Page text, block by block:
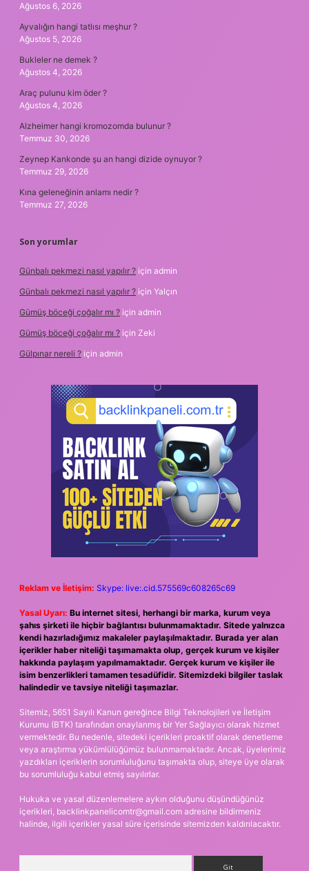
Ağustos 6, 2026
Ayvalığın hangi tatlısı meşhur ?
Ağustos 5, 2026
Bukleler ne demek ?
Ağustos 4, 2026
Araç pulunu kim öder ?
Ağustos 4, 2026
Alzheimer hangi kromozomda bulunur ?
Temmuz 30, 2026
Zeynep Kankonde şu an hangi dizide oynuyor ?
Temmuz 29, 2026
Kına geleneğinin anlamı nedir ?
Temmuz 27, 2026
Son yorumlar
Günbalı pekmezi nasıl yapılır ? için admin
Günbalı pekmezi nasıl yapılır ? için Yalçın
Gümüş böceği çoğalır mı ? için admin
Gümüş böceği çoğalır mı ? için Zeki
Gülpınar nereli ? için admin
Reklam ve İletişim: Skype: live:.cid.575569c608265c69
Yasal Uyarı: Bu internet sitesi, herhangi bir marka, kurum veya
şahıs şirketi ile hiçbir bağlantısı bulunmamaktadır. Sitede yalnızca
kendi hazırladığımız makaleler paylaşılmaktadır. Burada yer alan
içerikler haber niteliği taşımamakta olup, gerçek kurum ve kişiler
hakkında paylaşım yapılmamaktadır. Gerçek kurum ve kişiler ile
isim benzerlikleri tamamen tesadüfidir. Sitemizdeki bilgiler taslak
halindedir ve tavsiye niteliği taşımazlar.
Sitemiz, 5651 Sayılı Kanun gereğince Bilgi Teknolojileri ve İletişim
Kurumu (BTK) tarafından onaylanmış bir Yer Sağlayıcı olarak hizmet
vermektedir. Bu nedenle, sitedeki içerikleri proaktif olarak denetleme
veya araştırma yükümlülüğümüz bulunmamaktadır. Ancak, üyelerimiz
yazdıkları içeriklerin sorumluluğunu taşımakta olup, siteye üye olarak
bu sorumluluğu kabul etmiş sayılırlar.
Hukuka ve yasal düzenlemelere aykırı olduğunu düşündüğünüz
içerikleri, backlinkpanelicomtr@gmail.com adresine bildirmeniz
halinde, ilgili içerikler yasal süre içerisinde sitemizden kaldırılacaktır.